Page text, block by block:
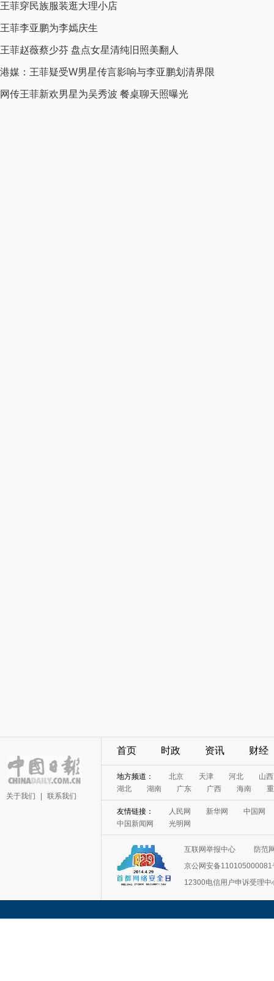
王菲穿民族服装逛大理小店
王菲李亚鹏为李嫣庆生
王菲赵薇蔡少芬 盘点女星清纯旧照美翻人
港媒：王菲疑受W男星传言影响与李亚鹏划清界限
网传王菲新欢男星为吴秀波 餐桌聊天照曝光
关于我们 联系我们
首页 时政 资讯 财经
地方频道： 北京 天津 河北
山西
湖北
湖南 广东 广西 海南
友情链接： 人民网 新华网
中国网
中国新闻网
光明网
互联网举报中心
防范
京公网安备110105000081
12300电信用户申诉受理中